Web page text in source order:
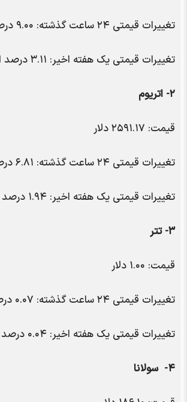
تغییرات قیمتی ۲۴ ساعت گذشته: ۹.۰۰ درصد افزایش
تغییرات قیمتی یک هفته اخیر: ۳.۱۱ درصد افزایش
۲- اتریوم
قیمت: ۲۵۹۱.۱۷ دلار
تغییرات قیمتی ۲۴ ساعت گذشته: ۶.۸۱ درصد افزایش
تغییرات قیمتی یک هفته اخیر: ۱.۹۴ درصد کاهش
۳- تتر
قیمت: ۱.۰۰ دلار
تغییرات قیمتی ۲۴ ساعت گذشته: ۰.۰۷ درصد افزایش
تغییرات قیمتی یک هفته اخیر: ۰.۰۴ درصد افزایش
۴- سولانا